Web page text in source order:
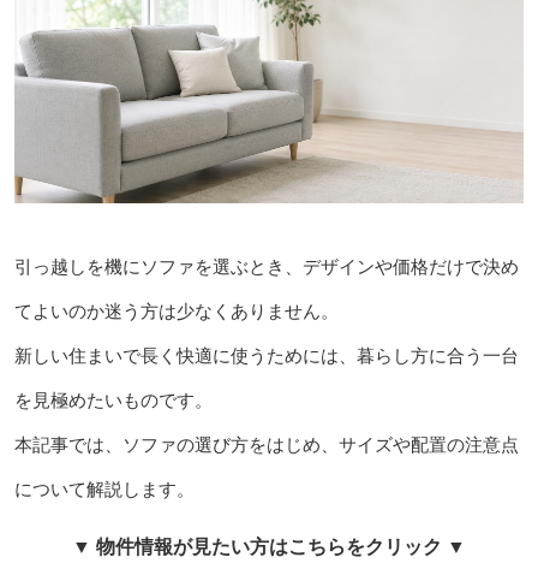
引っ越しを機にソファを選ぶとき、デザインや価格だけで決め
てよいのか迷う方は少なくありません。
新しい住まいで長く快適に使うためには、暮らし方に合う一台
を見極めたいものです。
本記事では、ソファの選び方をはじめ、サイズや配置の注意点
について解説します。
▼ 物件情報が見たい方はこちらをクリック ▼